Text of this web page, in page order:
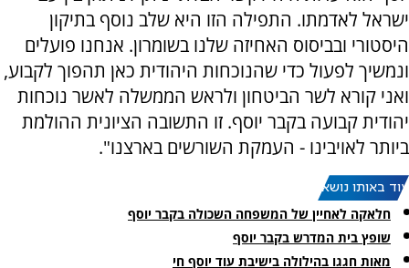
ישראל לאדמתו. התפילה הזו היא שלב נוסף בתיקון
היסטורי ובביסוס האחיזה שלנו בשומרון. אנחנו פועלים
ונמשיך לפעול כדי שהנוכחות היהודית כאן תהפוך לקבוע,
ואני קורא לשר הביטחון ולראש הממשלה לאשר נוכחות
יהודית קבועה בקבר יוסף. זו התשובה הציונית ההולמת
ביותר לאויבינו - העמקת השורשים בארצנו".
עוד באותו נושא:
חלאקה לאחיין של המשפחה השכולה בקבר יוסף
שופץ בית המדרש בקבר יוסף
מאות חגגו בהילולה בישיבת עוד יוסף חי